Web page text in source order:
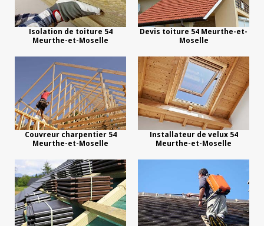
Isolation de toiture 54
Meurthe-et-Moselle
Devis toiture 54 Meurthe-et-
Moselle
Couvreur charpentier 54
Meurthe-et-Moselle
Installateur de velux 54
Meurthe-et-Moselle